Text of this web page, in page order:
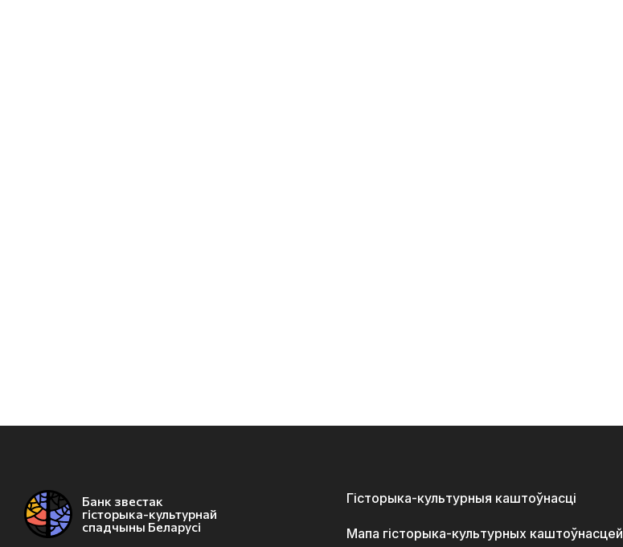
Банк звестак
гісторыка-культурнай
спадчыны Беларусі
Гісторыка-культурныя каштоўнасці
Мапа гісторыка-культурных каштоўнасцей